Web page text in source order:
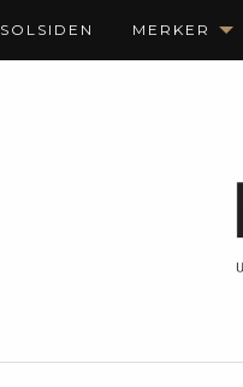
MERKER